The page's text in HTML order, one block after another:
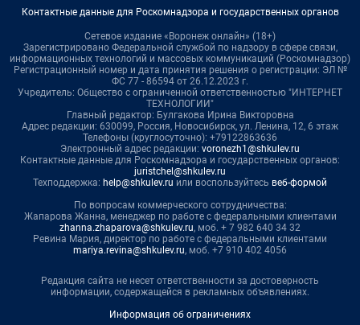
Контактные данные для Роскомнадзора и государственных органов
Сетевое издание «Воронеж онлайн» (18+)
Зарегистрировано Федеральной службой по надзору в сфере связи,
информационных технологий и массовых коммуникаций (Роскомнадзор)
Регистрационный номер и дата принятия решения о регистрации: ЭЛ №
ФС 77 - 86594 от 26.12.2023 г.
Учредитель: Общество с ограниченной ответственностью "ИНТЕРНЕТ
ТЕХНОЛОГИИ"
Главный редактор: Булгакова Ирина Викторовна
Адрес редакции: 630099, Россия, Новосибирск, ул. Ленина, 12, 6 этаж
Телефоны (круглосуточно): +79122863636
Электронный адрес редакции: voronezh1@shkulev.ru
Контактные данные для Роскомнадзора и государственных органов:
juristchel@shkulev.ru
Техподдержка: help@shkulev.ru или воспользуйтесь веб-формой
По вопросам коммерческого сотрудничества:
Жапарова Жанна, менеджер по работе с федеральными клиентами
zhanna.zhaparova@shkulev.ru, моб. + 7 982 640 34 32
Ревина Мария, директор по работе с федеральными клиентами
mariya.revina@shkulev.ru, моб. +7 910 402 4056
Редакция сайта не несет ответственности за достоверность
информации, содержащейся в рекламных объявлениях.
Информация об ограничениях